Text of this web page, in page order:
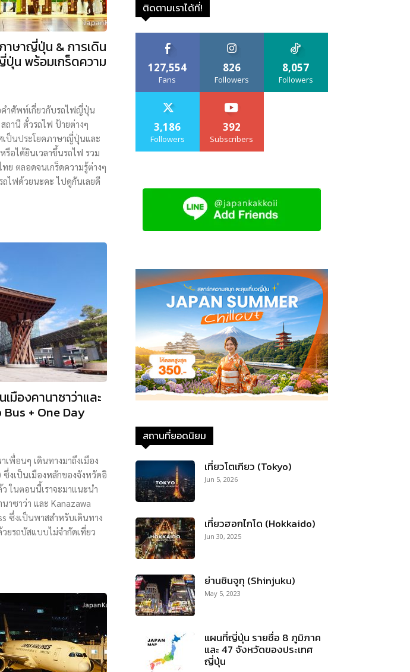
าษาญี่ปุ่น & การเดิน
น พร้อมเกร็ดความ
ำศัพท์เกี่ยวกับรถไฟญี่ปุ่น
ถานี ตั๋วรถไฟ ป้ายต่างๆ
เป็นประโยคภาษาญี่ปุ่นและ
รือได้ยินเวลาขึ้นรถไฟ รวม
ย ตลอดจนเกร็ดความรู้ต่างๆ
ถไฟด้วยนะคะ ไปดูกันเลยดี
มืองคานาซาว่าและ
+ One Day
พื่อนๆ เดินทางมาถึงเมือง
ซึ่งเป็นเมืองหลักของจังหวัดอิ
ในตอนนี้เราจะมาแนะนำ
าซาว่า และ Kanazawa
ซึ่งเป็นพาสสำหรับเดินทาง
ยรถบัสแบบไม่จำกัดเที่ยว
ติดตามเราได้ที่!
127,554
Fans
826
Followers
8,057
Followers
3,186
Followers
392
Subscribers
สถานที่ยอดนิยม
เที่ยวโตเกียว (Tokyo)
Jun 5, 2026
เที่ยวฮอกไกโด (Hokkaido)
Jun 30, 2025
ย่านชินจูกุ (Shinjuku)
May 5, 2023
แผนที่ญี่ปุ่น รายชื่อ 8 ภูมิภาค
และ 47 จังหวัดของประเทศ
ญี่ปุ่น